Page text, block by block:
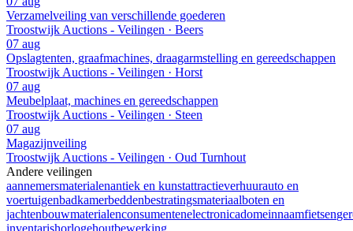
Verzamelveiling van verschillende goederen
Troostwijk Auctions - Veilingen · Beers
07 aug
Opslagtenten, graafmachines, draagarmstelling en gereedschappen
Troostwijk Auctions - Veilingen · Horst
07 aug
Meubelplaat, machines en gereedschappen
Troostwijk Auctions - Veilingen · Steen
07 aug
Magazijnveiling
Troostwijk Auctions - Veilingen · Oud Turnhout
Andere veilingen
aannemersmaterialenantiek en kunstattractieverhuurauto en
voertuigenbadkamerbeddenbestratingsmateriaalboten en
jachtenbouwmaterialenconsumentenelectronicadomeinnaamfietsen
inventarishorlogehoutbewerking